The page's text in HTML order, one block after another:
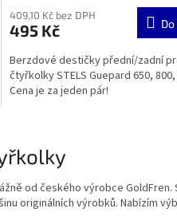
409,10 Kč bez DPH
495 Kč
Berzdové destičky přední/zadní
čtyřkolky STELS Guepard 650, 800,
Cena je za jeden pár!
d
a
od českého výrobce
originálních výrobků. Nabízím